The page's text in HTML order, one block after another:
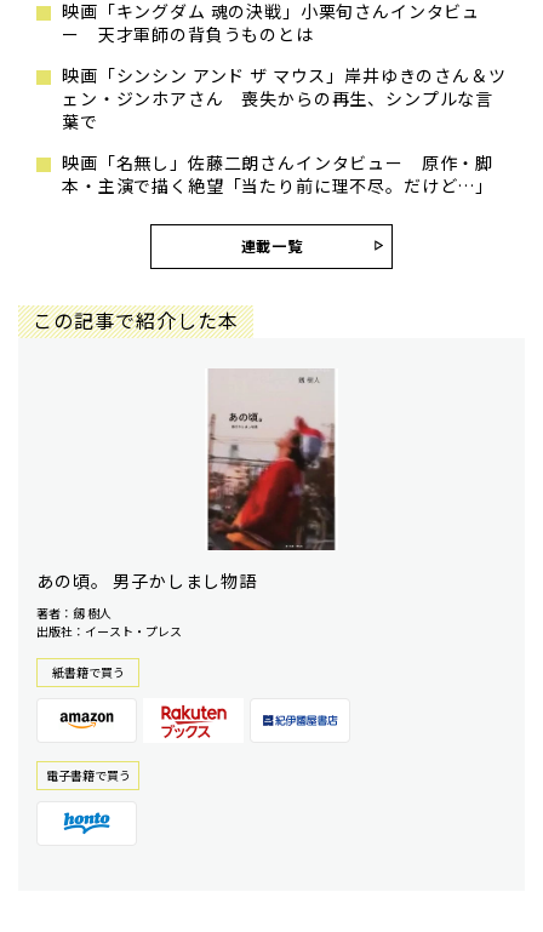
映画「キングダム 魂の決戦」小栗旬さんインタビュ
ー 天才軍師の背負うものとは
映画「シンシン アンド ザ マウス」岸井ゆきのさん＆ツ
ェン・ジンホアさん 喪失からの再生、シンプルな言
葉で
映画「名無し」佐藤二朗さんインタビュー 原作・脚
本・主演で描く絶望「当たり前に理不尽。だけど…」
連載一覧
この記事で紹介した本
あの頃。 男子かしまし物語
著者：劔 樹人
出版社：イースト・プレス
紙書籍で買う
電⼦書籍で買う